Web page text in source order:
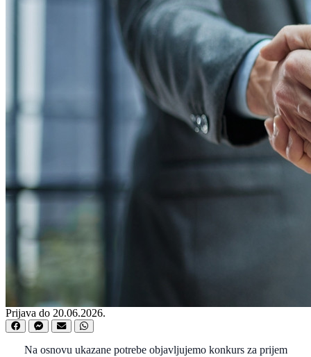
Prijava do 20.06.2026.
Na osnovu ukazane potrebe objavljujemo konkurs za prijem